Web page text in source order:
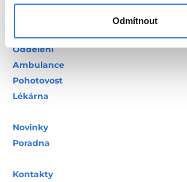
Odmítnout
Oddělení
Ambulance
Pohotovost
Lékárna
Novinky
Poradna
Kontakty